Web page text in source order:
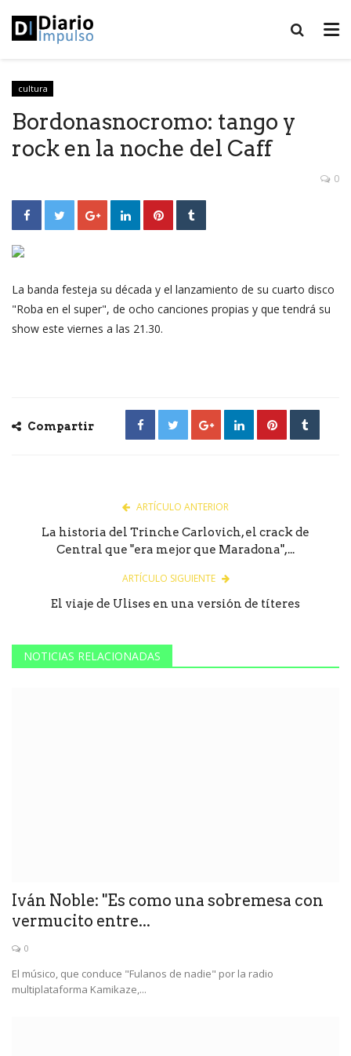
cultura
Bordonasnocromo: tango y
rock en la noche del Caff
0
La banda festeja su década y el lanzamiento de su cuarto disco
"Roba en el super", de ocho canciones propias y que tendrá su
show este viernes a las 21.30.
Compartir
ARTÍCULO ANTERIOR
La historia del Trinche Carlovich, el crack de
Central que "era mejor que Maradona",...
ARTÍCULO SIGUIENTE
El viaje de Ulises en una versión de títeres
NOTICIAS RELACIONADAS
Iván Noble: "Es como una sobremesa con
vermucito entre...
0
El músico, que conduce "Fulanos de nadie" por la radio
multiplataforma Kamikaze,...